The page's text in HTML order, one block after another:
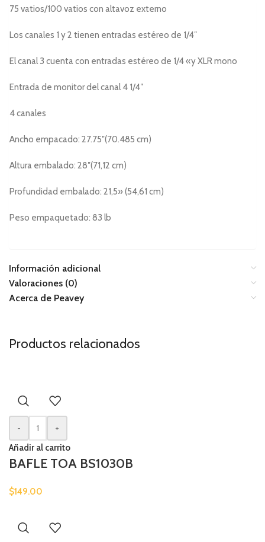
75 vatios/100 vatios con altavoz externo
Los canales 1 y 2 tienen entradas estéreo de 1/4″
El canal 3 cuenta con entradas estéreo de 1/4 «y XLR mono
Entrada de monitor del canal 4 1/4″
4 canales
Ancho empacado: 27.75″(70.485 cm)
Altura embalado: 28″(71,12 cm)
Profundidad embalado: 21,5» (54,61 cm)
Peso empaquetado: 83 lb
Información adicional
Valoraciones (0)
Acerca de Peavey
Productos relacionados
-
+
Añadir al carrito
BAFLE TOA BS1030B
$149.00